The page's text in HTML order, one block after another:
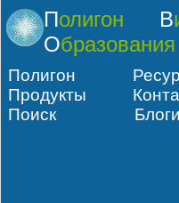
Полигон
Образования
Полигон
Продукты
Поиск
Блоги